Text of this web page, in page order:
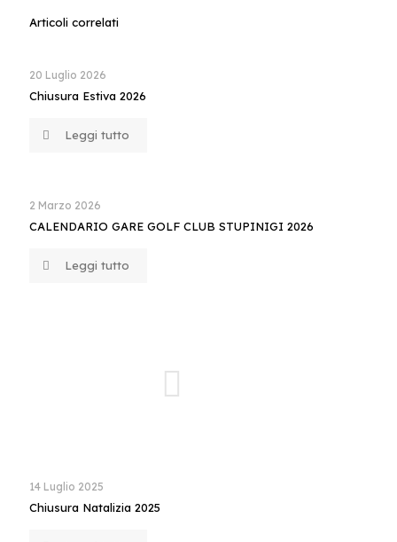
Articoli correlati
20 Luglio 2026
Chiusura Estiva 2026
Leggi tutto
2 Marzo 2026
CALENDARIO GARE GOLF CLUB STUPINIGI 2026
Leggi tutto
14 Luglio 2025
Chiusura Natalizia 2025